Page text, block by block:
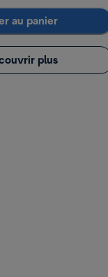
au panier
plus